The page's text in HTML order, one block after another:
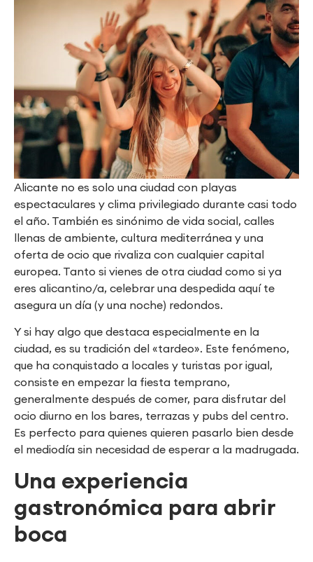
Alicante no es solo una ciudad con playas
espectaculares y clima privilegiado durante casi todo
el año. También es sinónimo de vida social, calles
llenas de ambiente, cultura mediterránea y una
oferta de ocio que rivaliza con cualquier capital
europea. Tanto si vienes de otra ciudad como si ya
eres alicantino/a, celebrar una despedida aquí te
asegura un día (y una noche) redondos.
Y si hay algo que destaca especialmente en la
ciudad, es su tradición del «tardeo». Este fenómeno,
que ha conquistado a locales y turistas por igual,
consiste en empezar la fiesta temprano,
generalmente después de comer, para disfrutar del
ocio diurno en los bares, terrazas y pubs del centro.
Es perfecto para quienes quieren pasarlo bien desde
el mediodía sin necesidad de esperar a la madrugada.
Una experiencia
gastronómica para abrir
boca